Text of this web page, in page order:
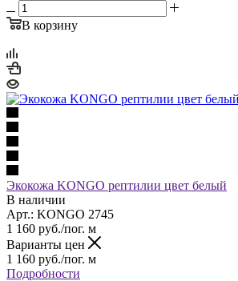
В корзину
Экокожа KONGO рептилии цвет белый
В наличии
Арт.: KONGO 2745
1 160 руб./пог. м
Варианты цен
1 160 руб./пог. м
Подробности